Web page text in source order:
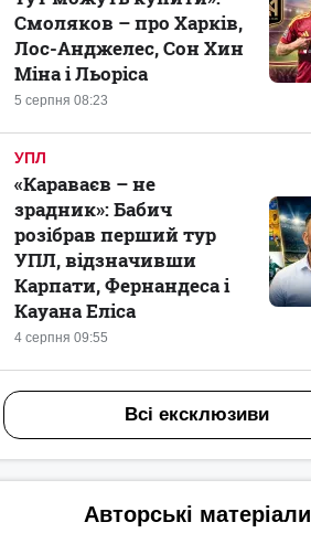
5 серпня 08:23
Смоляков – про Харків,
Лос-Анджелес, Сон Хин
Міна і Льоріса
УПЛ
4 серпня 09:55
«Караваєв – не
зрадник»: Бабич
розібрав перший тур
УПЛ, відзначивши
Карпати, Фернандеса і
Кауана Еліса
Всі ексклюзиви
Авторські матеріали